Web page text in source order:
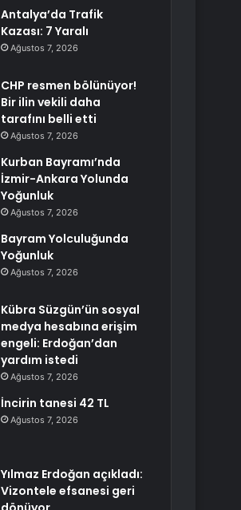
Antalya’da Trafik
Kazası: 7 Yaralı
Ağustos 7, 2026
CHP resmen bölünüyor!
Bir ilin vekili daha
tarafını belli etti
Ağustos 7, 2026
Kurban Bayramı’nda
İzmir-Ankara Yolunda
Yoğunluk
Ağustos 7, 2026
Bayram Yolculuğunda
Yoğunluk
Ağustos 7, 2026
Kübra Süzgün’ün sosyal
medya hesabına erişim
engeli: Erdoğan’dan
yardım istedi
Ağustos 7, 2026
İncirin tanesi 42 TL
Ağustos 7, 2026
Yılmaz Erdoğan açıkladı:
Vizontele efsanesi geri